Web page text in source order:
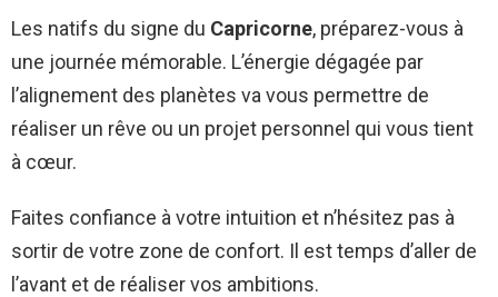
Les natifs du signe du Capricorne, préparez-vous à
une journée mémorable. L’énergie dégagée par
l’alignement des planètes va vous permettre de
réaliser un rêve ou un projet personnel qui vous tient
à cœur.
Faites confiance à votre intuition et n’hésitez pas à
sortir de votre zone de confort. Il est temps d’aller de
l’avant et de réaliser vos ambitions.